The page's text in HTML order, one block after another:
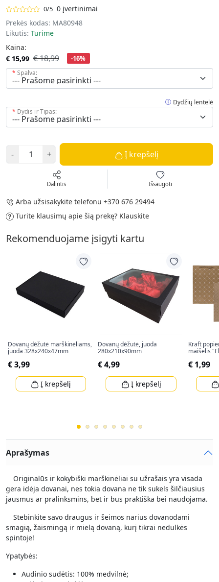
0/5 0 įvertinimai
Prekės kodas: MA80948
Likutis: Turime
Kaina:
€ 15,99 € 18,99 -16%
Spalva:
Dydžių lentelė
Dydis ir Tipas:
- + Į krepšelį
Dalintis Išsaugoti
Arba užsisakykite telefonu +370 676 29494
Turite klausimų apie šią prekę? Klauskite
Rekomenduojame įsigyti kartu
Dovanų dėžutė marškinėliams,
juoda 328x240x47mm
€ 3,99
Į krepšelį
Dovanų dėžutė, juoda
280x210x90mm
€ 4,99
Į krepšelį
Kraft
maišelis
€ 1,99
Aprašymas
Originalūs ir kokybiški marškinėliai su užrašais yra visada
gera idėja dovanai, nes tokia dovana ne tik sukels šilčiausius
jausmus ar pralinksmins, bet ir bus praktiška bei naudojama.
Stebinkite savo draugus ir šeimos narius dovanodami
smagią, žaismingą ir mielą dovaną, kurį tikrai nedulkės
spintoje!
Ypatybės:
Audinio sudėtis: 100% medvilnė;